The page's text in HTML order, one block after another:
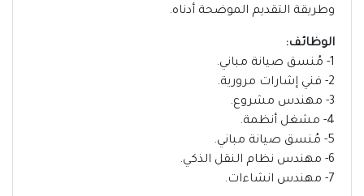
وطريقة التقديم الموضحة أدناه.
الوظائف:
1- مُنسق صيانة مباني.
2- فني إشارات مرورية.
3- مهندس مشروع.
4- مشغل أنظمة.
5- مُنسق صيانة مباني.
6- مهندس نظام النقل الذكي.
7- مهندس انشاءات.